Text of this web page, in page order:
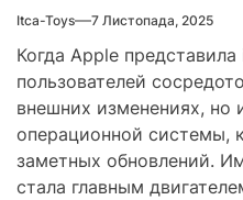
Itca-Toys 7 Листопада, 2025
Когда Apple
пользователей
внешних изменениях, но
операционной системы,
заметных обновлений.
стала главным